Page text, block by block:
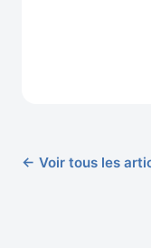
← Voir tous les